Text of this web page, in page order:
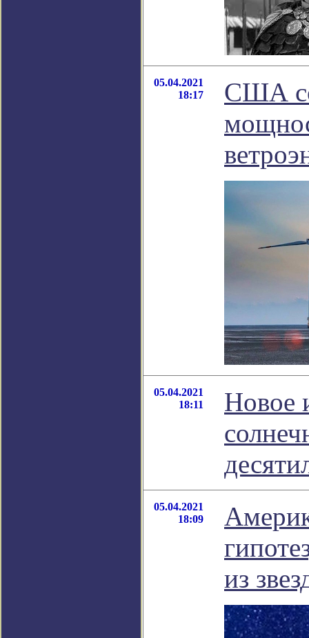
05.04.2021
18:17
США
05.04.2021
18:11
Новое
05.04.2021
18:09
из